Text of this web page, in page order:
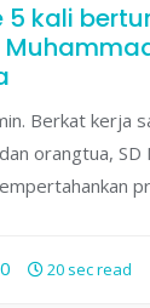
5 kali
Berkat kerja
orangtua, SD
0 20 sec read